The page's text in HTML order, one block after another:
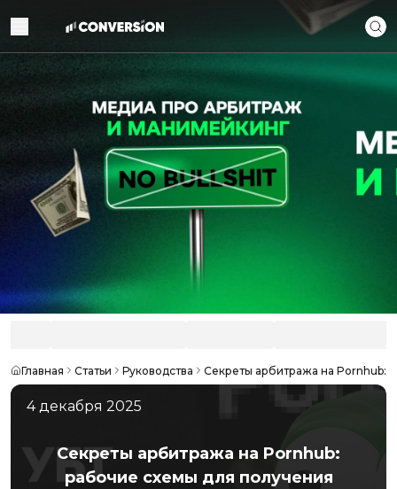
Главная Статьи Руководства Секреты арбитража на Pornhub:
4 декабря 2025
Секреты арбитража на Pornhub:
рабочие схемы для получения